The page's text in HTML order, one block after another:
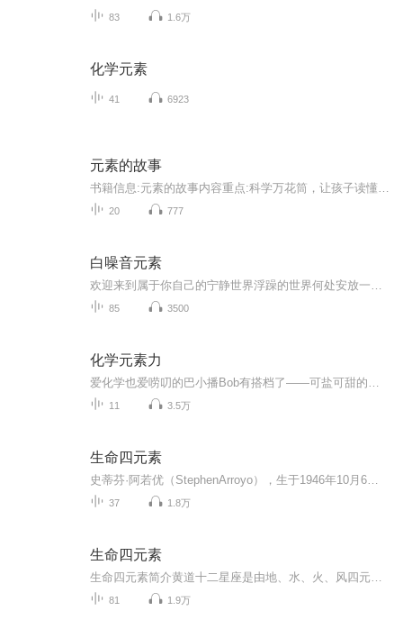
83 1.6万
化学元素
41 6923
元素的故事
20 777
白噪音元素
85 3500
化学元素力
11 3.5万
生命四元素
37 1.8万
生命四元素
81 1.9万